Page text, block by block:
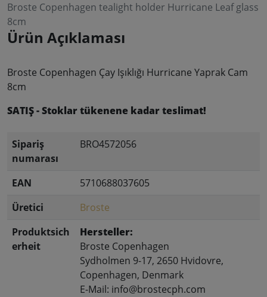
Broste Copenhagen tealight holder Hurricane Leaf glass
8cm
Ürün Açıklaması
Broste Copenhagen Çay Işıklığı Hurricane Yaprak Cam
8cm
SATIŞ - Stoklar tükenene kadar teslimat!
Sipariş
numarası
BRO4572056
EAN
5710688037605
Üretici
Broste
Produktsich
erheit
Hersteller:
Broste Copenhagen
Sydholmen 9-17, 2650 Hvidovre,
Copenhagen, Denmark
E-Mail: info@brostecph.com